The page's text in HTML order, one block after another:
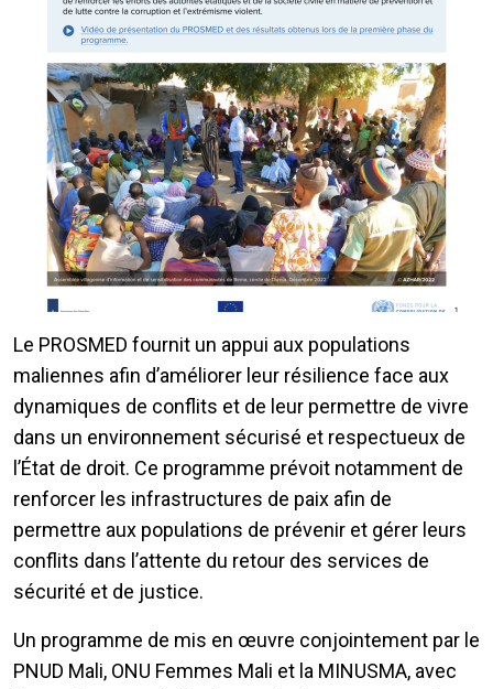
Le PROSMED fournit un appui aux populations
maliennes afin d’améliorer leur résilience face aux
dynamiques de conflits et de leur permettre de vivre
dans un environnement sécurisé et respectueux de
l’État de droit. Ce programme prévoit notamment de
renforcer les infrastructures de paix afin de
permettre aux populations de prévenir et gérer leurs
conflits dans l’attente du retour des services de
sécurité et de justice.
Un programme de mis en œuvre conjointement par le
PNUD Mali, ONU Femmes Mali et la MINUSMA, avec